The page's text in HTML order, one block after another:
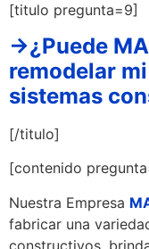
[titulo pregunta=9]
→¿Puede
remodelar
sistemas
[/titulo]
[contenido
Nuestra Empresa
fabricar una
constructivos,